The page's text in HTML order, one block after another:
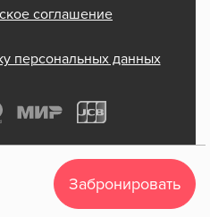
Забронировать
соглашение
персональных данных